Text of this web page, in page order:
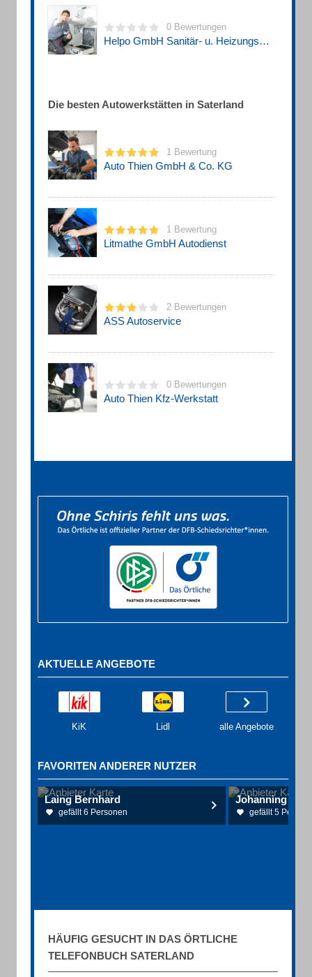
0 Bewertungen
Helpo GmbH Sanitär- u. Heizungsbau
Die besten Autowerkstätten in Saterland
1 Bewertung
Auto Thien GmbH & Co. KG
1 Bewertung
Litmathe GmbH Autodienst
2 Bewertungen
ASS Autoservice
0 Bewertungen
Auto Thien Kfz-Werkstatt
AKTUELLE ANGEBOTE
KiK Lidl alle Angebote
FAVORITEN ANDERER NUTZER
Laing Bernhard
gefällt 6 Personen
Johanning
gefällt 5
HÄUFIG GESUCHT IN DAS ÖRTLICHE
TELEFONBUCH SATERLAND